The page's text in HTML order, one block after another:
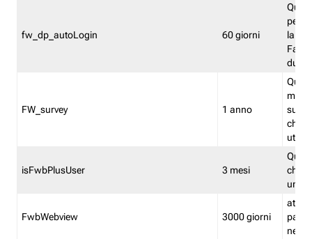
fw_dp_autoLogin 60 giorni
la
FW_survey 1 anno
utenti
isFwbPlusUser 3 mesi
che
una
FwbWebview 3000 giorni
attiva